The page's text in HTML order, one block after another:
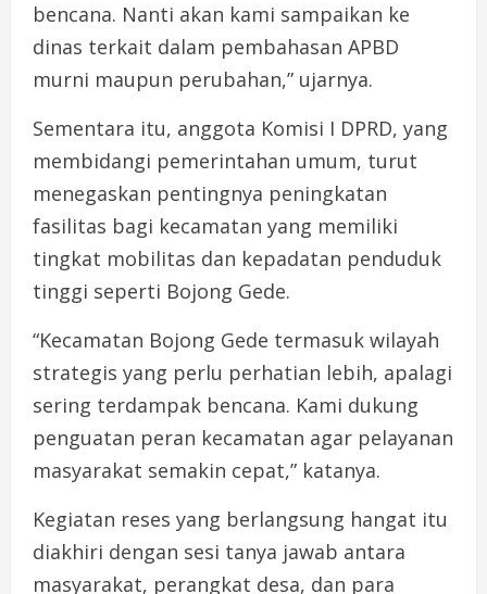
bencana. Nanti akan kami sampaikan ke
dinas terkait dalam pembahasan APBD
murni maupun perubahan,” ujarnya.
Sementara itu, anggota Komisi I DPRD, yang
membidangi pemerintahan umum, turut
menegaskan pentingnya peningkatan
fasilitas bagi kecamatan yang memiliki
tingkat mobilitas dan kepadatan penduduk
tinggi seperti Bojong Gede.
“Kecamatan Bojong Gede termasuk wilayah
strategis yang perlu perhatian lebih, apalagi
sering terdampak bencana. Kami dukung
penguatan peran kecamatan agar pelayanan
masyarakat semakin cepat,” katanya.
Kegiatan reses yang berlangsung hangat itu
diakhiri dengan sesi tanya jawab antara
masyarakat, perangkat desa, dan para